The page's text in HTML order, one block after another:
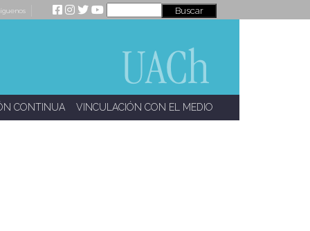
CONTINUA VINCULACIÓN CON EL MEDIO